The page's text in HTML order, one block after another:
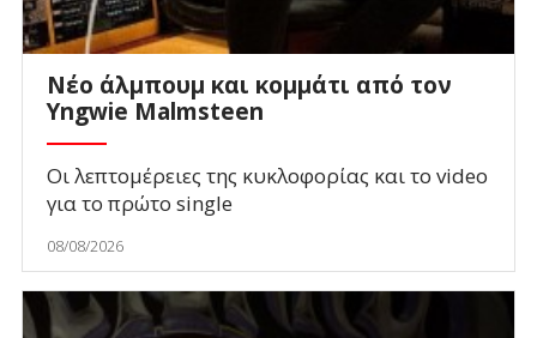
Νέο άλμπουμ και κομμάτι από τον
Yngwie Malmsteen
Οι λεπτομέρειες της κυκλοφορίας και το video
για το πρώτο single
08/08/2026